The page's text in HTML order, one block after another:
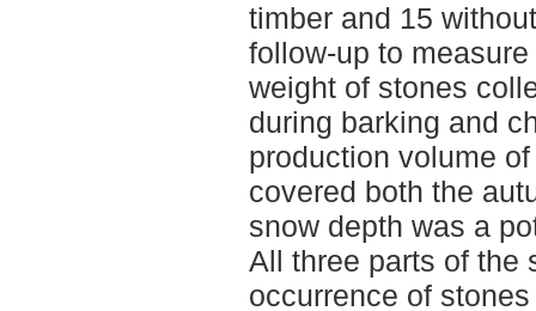
timber and 15
follow-up to
weight of stones
during barking and
production volume
covered both the
snow depth was a
All three parts of the
occurrence of